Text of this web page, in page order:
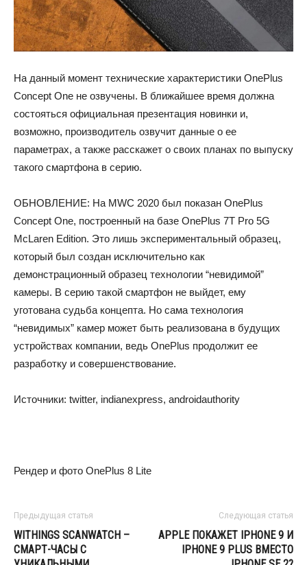
На данный момент технические характеристики OnePlus
Concept One не озвучены. В ближайшее время должна
состояться официальная презентация новинки и,
возможно, производитель озвучит данные о ее
параметрах, а также расскажет о своих планах по выпуску
такого смартфона в серию.
ОБНОВЛЕНИЕ: На MWC 2020 был показан OnePlus
Concept One, построенный на базе OnePlus 7T Pro 5G
McLaren Edition. Это лишь экспериментальный образец,
который был создан исключительно как
демонстрационный образец технологии “невидимой”
камеры. В серию такой смартфон не выйдет, ему
уготована судьба концепта. Но сама технология
“невидимых” камер может быть реализована в будущих
устройствах компании, ведь OnePlus продолжит ее
разработку и совершенствование.
Источники: twitter, indianexpress, androidauthority
Рендер и фото OnePlus 8 Lite
Предыдущая статья
WITHINGS SCANWATCH –
СМАРТ-ЧАСЫ С
Следующая статья
APPLE ПОКАЖЕТ IPHONE 9 И
IPHONE 9 PLUS ВМЕСТО